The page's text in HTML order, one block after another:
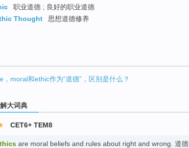
职业道德 ; 良好的职业道德
Thought
思想道德修养
moral和ethic作为“道德”，区别是什么？
大词典
CET6+ TEM8
are moral beliefs and rules about right and wrong. 道德